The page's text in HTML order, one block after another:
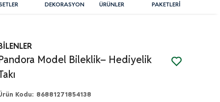
DEKORASYON
ÜRÜNLER
PAKETLERİ
Model Bileklik– Hediyelik
Kodu: 86881271854138